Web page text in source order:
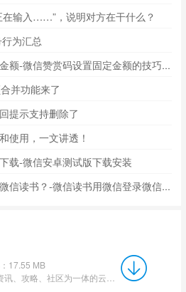
在输入……”，说明对方在干什么？
为汇总
微信赞赏码如何设置固定金额-微信赞赏码设置固定金额的技巧方法
并功能来了
提示支持删除了
使用，一文讲透！
载-微信安卓测试版下载安装
微信读书怎么用微信登录微信读书？-微信读书用微信登录微信读书的方法
17.55 MB